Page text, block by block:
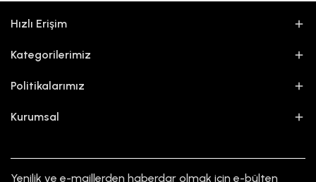
Hızlı Erişim
Kategorilerimiz
Politikalarımız
Kurumsal
Yenilik ve e-maillerden haberdar olmak için e-bülten